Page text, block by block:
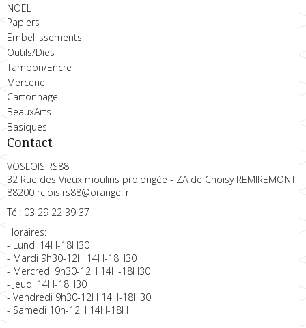
NOEL
Papiers
Embellissements
Outils/Dies
Tampon/Encre
Mercerie
Cartonnage
BeauxArts
Basiques
Contact
VOSLOISIRS88
32 Rue des Vieux moulins prolongée - ZA de Choisy REMIREMONT
88200 rcloisirs88@orange.fr
Tél: 03 29 22 39 37
Horaires:
- Lundi 14H-18H30
- Mardi 9h30-12H 14H-18H30
- Mercredi 9h30-12H 14H-18H30
- Jeudi 14H-18H30
- Vendredi 9h30-12H 14H-18H30
- Samedi 10h-12H 14H-18H